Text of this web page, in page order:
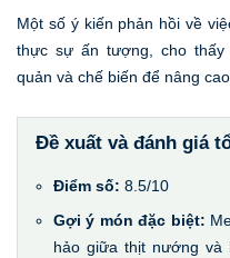
Một số ý kiến phản hồi về
thực sự ấn tượng, cho
quản và chế biến để nâng
Đề xuất và đánh giá
Điểm số: 8.5/10
Gợi ý món đặc biệt:
hảo giữa thịt nướng